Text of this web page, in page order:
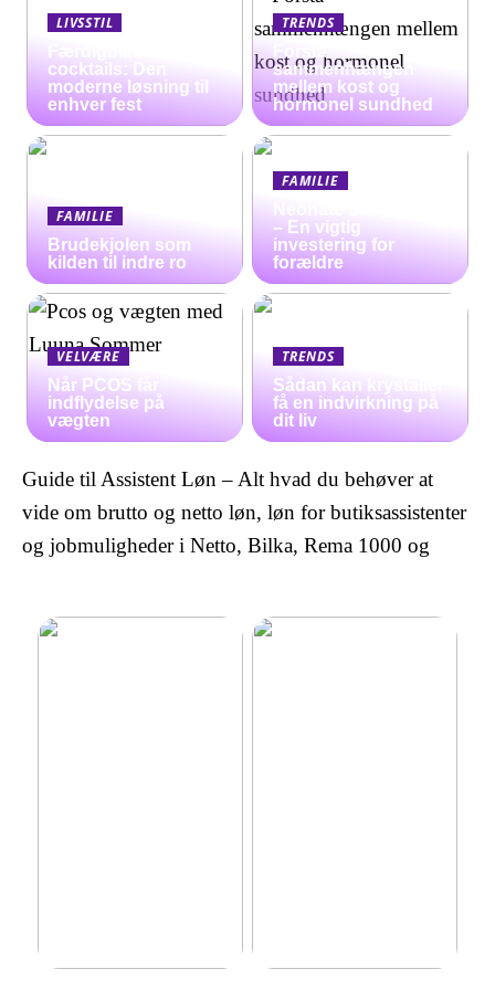
LIVSSTIL
Færdigblandede
cocktails: Den
moderne løsning til
enhver fest
TRENDS
Forstå
sammenhængen
mellem kost og
hormonel sundhed
FAMILIE
Brudekjolen som
kilden til indre ro
FAMILIE
Neonate babyalarm
– En vigtig
investering for
forældre
VELVÆRE
Når PCOS får
indflydelse på
vægten
TRENDS
Sådan kan krystaller
få en indvirkning på
dit liv
Guide til Assistent Løn – Alt hvad du behøver at
vide om brutto og netto løn, løn for butiksassistenter
og jobmuligheder i Netto, Bilka, Rema 1000 og